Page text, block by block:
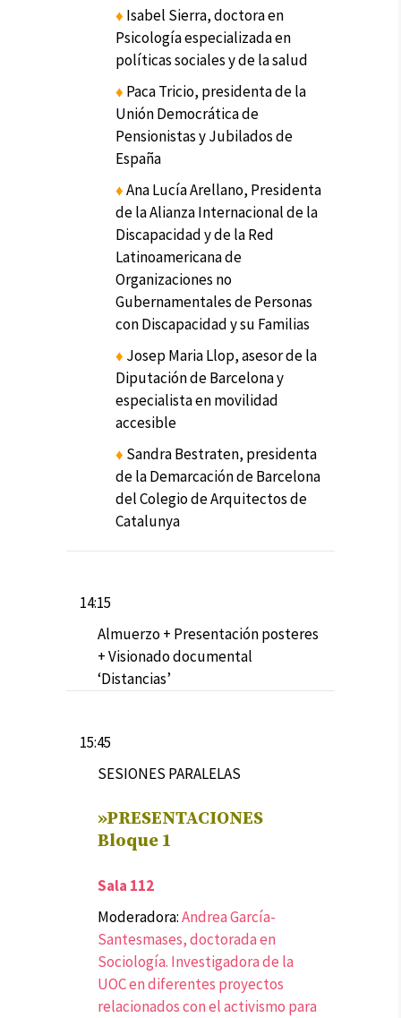
♦ Isabel Sierra, doctora en
Psicología especializada en
políticas sociales y de la salud
♦ Paca Tricio, presidenta de la
Unión Democrática de
Pensionistas y Jubilados de
España
♦Ana Lucía Arellano, Presidenta
de la Alianza Internacional de la
Discapacidad y de la Red
Latinoamericana de
Organizaciones no
Gubernamentales de Personas
con Discapacidad y su Familias
♦ Josep Maria Llop, asesor de la
Diputación de Barcelona y
especialista en movilidad
accesible
♦ Sandra Bestraten, presidenta
de la Demarcación de Barcelona
del Colegio de Arquitectos de
Catalunya
14:15
Almuerzo + Presentación posteres
+ Visionado documental
‘Distancias’
15:45
SESIONES PARALELAS
»PRESENTACIONES
Bloque 1
Sala 112
Moderadora:Andrea García-
Santesmases, doctorada en
Sociología. Investigadora de la
UOC en diferentes proyectos
relacionados con el activismo para